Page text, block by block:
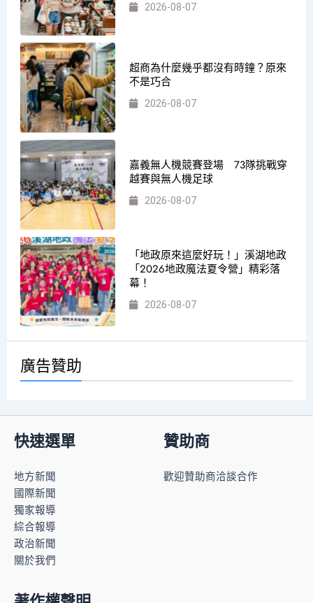
2026-08-07
超商為什麼幾乎都沒有時鐘？原來
不是巧合
2026-08-07
嘉義無人機競賽登場 73隊挑戰穿
越賽與無人機足球
2026-08-07
「地政原來這麼好玩！」溪湖地政
「2026地政魔法夏令營」精彩落
幕！
2026-08-07
廣告贊助
快速選單
地方新聞
國際新聞
獨家報導
綜合報導
政治新聞
關於我們
贊助商
歡迎贊助商洽談合作